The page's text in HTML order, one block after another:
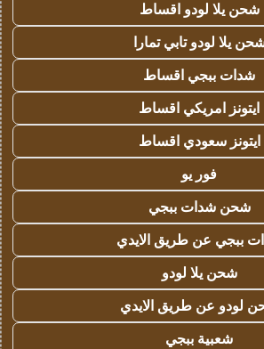
شحن يلا لودو اقساط
يلا لودو تابي تمارا
شدات ببجي اقساط
ايتونز امريكي اقساط
ايتونز سعودي اقساط
فور يو
شحن شدات ببجي
ببجي عن طريق الايدي
شحن يلا لودو
لودو عن طريق الايدي
شعبية ببجي